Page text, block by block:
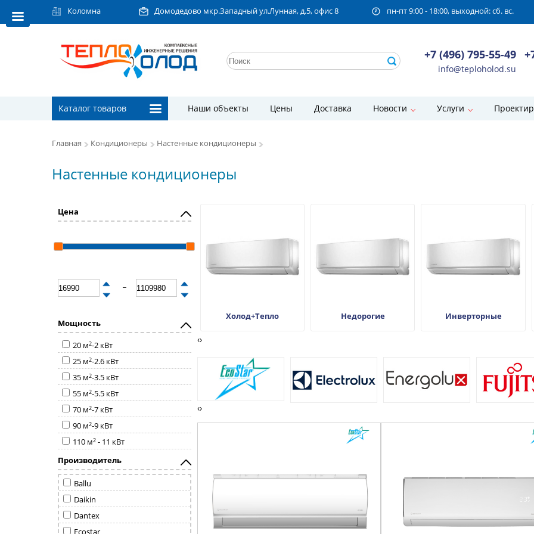
Коломна Домодедово мкр.Западный ул.Лунная, д.5, офис 8 пн-пт 9:00 - 18:00, выходной: сб. вс.
+7 (496) 795-55-49
info@teploholod.su
Каталог товаров Наши объекты Цены Доставка Новости Услуги
Главная Кондиционеры Настенные кондиционеры
Настенные кондиционеры
Цена
Мощность
20 м2-2 кВт
25 м2-2.6 кВт
35 м2-3.5 кВт
55 м2-5.5 кВт
70 м2-7 кВт
90 м2-9 кВт
110 м2 - 11 кВт
Производитель
Ballu
Daikin
Dantex
Холод+Тепло Недорогие Инверторные
‹›
‹›